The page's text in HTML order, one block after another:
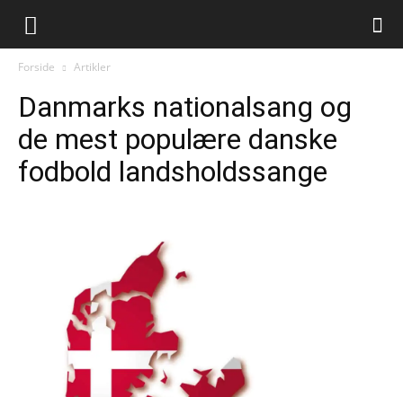
Forside Artikler
Danmarks nationalsang og
de mest populære danske
fodbold landsholdssange